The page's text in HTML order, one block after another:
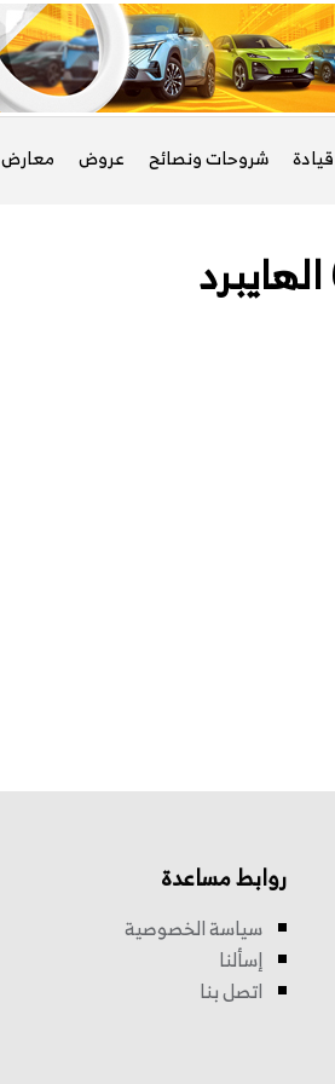
شروحات ونصائح عروض معارض
روابط مساعدة
سياسة الخصوصية
إسألنا
اتصل بنا